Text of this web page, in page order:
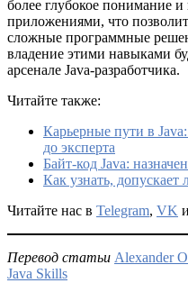
более глубокое понимание и
приложениями, что
сложные программные
владение этими навыками
арсенале Java-разработчика.
Читайте также:
Карьерные пути в
до эксперта
Байт-код Java:
Как узнать, допускает
Читайте нас в Telegram, VK и
Перевод статьи Alexander
Java Skills